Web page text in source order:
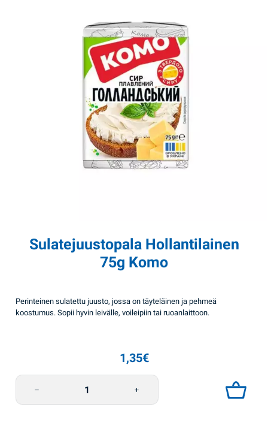
Sulatejuustopala Hollantilainen
75g Komo
Perinteinen sulatettu juusto, jossa on täyteläinen ja pehmeä
koostumus. Sopii hyvin leivälle, voileipiin tai ruoanlaittoon.
1,35€
Sulatejuustopala Hollantilainen 75g Komo määrä